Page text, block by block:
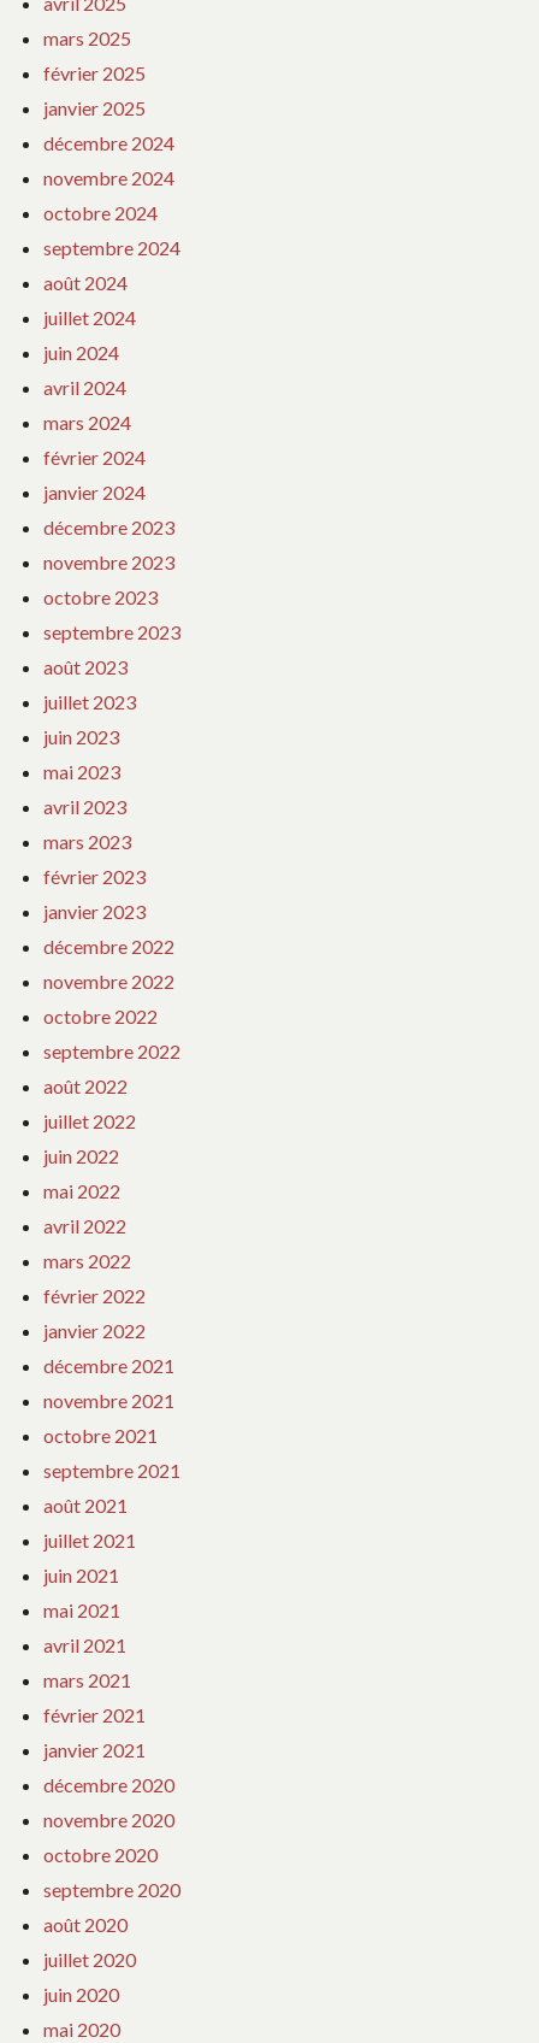
mars 2025
février 2025
janvier 2025
décembre 2024
novembre 2024
octobre 2024
septembre 2024
août 2024
juillet 2024
juin 2024
avril 2024
mars 2024
février 2024
janvier 2024
décembre 2023
novembre 2023
octobre 2023
septembre 2023
août 2023
juillet 2023
juin 2023
mai 2023
avril 2023
mars 2023
février 2023
janvier 2023
décembre 2022
novembre 2022
octobre 2022
septembre 2022
août 2022
juillet 2022
juin 2022
mai 2022
avril 2022
mars 2022
février 2022
janvier 2022
décembre 2021
novembre 2021
octobre 2021
septembre 2021
août 2021
juillet 2021
juin 2021
mai 2021
avril 2021
mars 2021
février 2021
janvier 2021
décembre 2020
novembre 2020
octobre 2020
septembre 2020
août 2020
juillet 2020
juin 2020
mai 2020